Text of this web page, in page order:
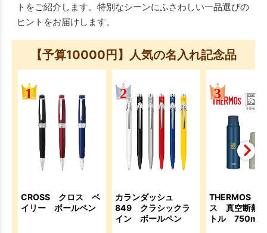
トをご紹介します。特別なシーンにふさわしい一品選びの
ヒントをお届けします。
【予算10000円】人気の名入れ記念品
CROSS クロス ベ
イリー ボールペン
カランダッシュ
849 クラシックラ
イン ボールペン
THERMOS
ス 真空断熱
トル 750ml